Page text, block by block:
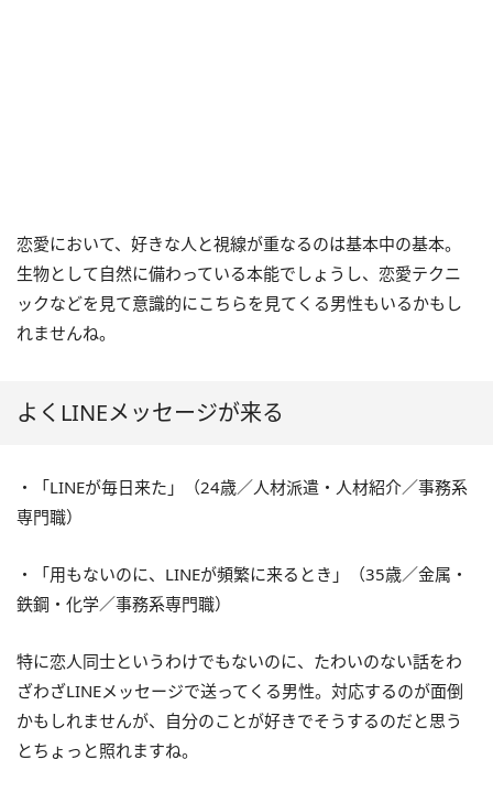
恋愛において、好きな人と視線が重なるのは基本中の基本。
生物として自然に備わっている本能でしょうし、恋愛テクニ
ックなどを見て意識的にこちらを見てくる男性もいるかもし
れませんね。
よくLINEメッセージが来る
・「LINEが毎日来た」（24歳／人材派遣・人材紹介／事務系
専門職）
・「用もないのに、LINEが頻繁に来るとき」（35歳／金属・
鉄鋼・化学／事務系専門職）
特に恋人同士というわけでもないのに、たわいのない話をわ
ざわざLINEメッセージで送ってくる男性。対応するのが面倒
かもしれませんが、自分のことが好きでそうするのだと思う
とちょっと照れますね。